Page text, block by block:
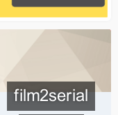
film2serial